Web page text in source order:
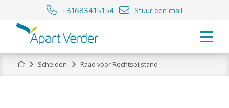
+31683415154 Stuur een mail
HomeScheiden Raad voor Rechtsbijstand